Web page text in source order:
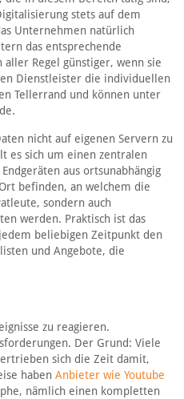
stets auf dem
Unternehmen natürlich
das entsprechende
Regel günstiger, wenn sie
Dienstleister die individuellen
Tellerrand und können unter
nicht auf eigenen Servern zu
es sich um einen zentralen
aus ortsunabhängig
befinden, an welchem die
sondern auch
werden. Praktisch ist das
beliebigen Zeitpunkt den
und Angebote, die
zu reagieren.
Der Grund: Viele
sich die Zeit damit,
haben Anbieter wie Youtube
nämlich einen kompletten